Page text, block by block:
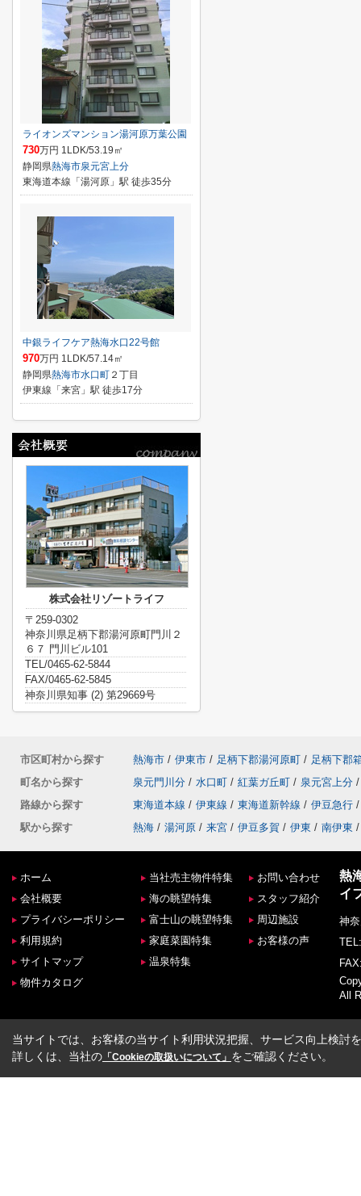
ライオンズマンション湯河原万葉公園
730万円 1LDK/53.19㎡
静岡県熱海市泉元宮上分
東海道本線「湯河原」駅 徒歩35分
中銀ライフケア熱海水口22号館
970万円 1LDK/57.14㎡
静岡県熱海市水口町 ２丁目
伊東線「来宮」駅 徒歩17分
株式会社リゾートライフ
〒259-0302
神奈川県足柄下郡湯河原町門川２
６７ 門川ビル101
TEL/0465-62-5844
FAX/0465-62-5845
神奈川県知事 (2) 第29669号
市区町村から探す 熱海市 / 伊東市 / 足柄下郡湯河原町 / 足柄下郡
町名から探す
泉元門川分 / 水口町 / 紅葉ガ丘町 / 泉元宮上分 /
路線から探す
東海道本線 / 伊東線 / 東海道新幹線 / 伊豆急行 /
駅から探す
熱海 / 湯河原 / 来宮 / 伊豆多賀 / 伊東 / 南伊東 /
ホーム
会社概要
プライバシーポリシー
利用規約
サイトマップ
物件カタログ
当社売主物件特集
海の眺望特集
富士山の眺望特集
家庭菜園特集
温泉特集
お問い合わせ
スタッフ紹介
周辺施設
お客様の声
熱
イ
神
All
当サイトでは、お客様の当サイト利用状況把握、サービス向上検討
詳しくは、当社の 「Cookieの取扱いについて」 をご確認ください。